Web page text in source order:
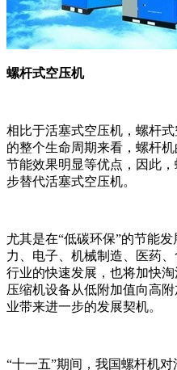
螺杆式空压机
相比于活塞式空压机，螺杆
的整个生命周期来看，螺杆
节能效果明显等优点，因此
步替代活塞式空压机。
尤其是在“低碳环保”的节能
力、电子、机械制造、医药
行业的快速发展，也将加快
压缩机设备从低附加值向高
业带来进一步的发展契机。
“十一五”期间，我国螺杆机